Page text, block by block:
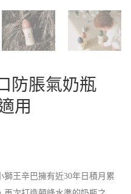
防脹氣奶瓶
用
王辛巴擁有近30年日積月累